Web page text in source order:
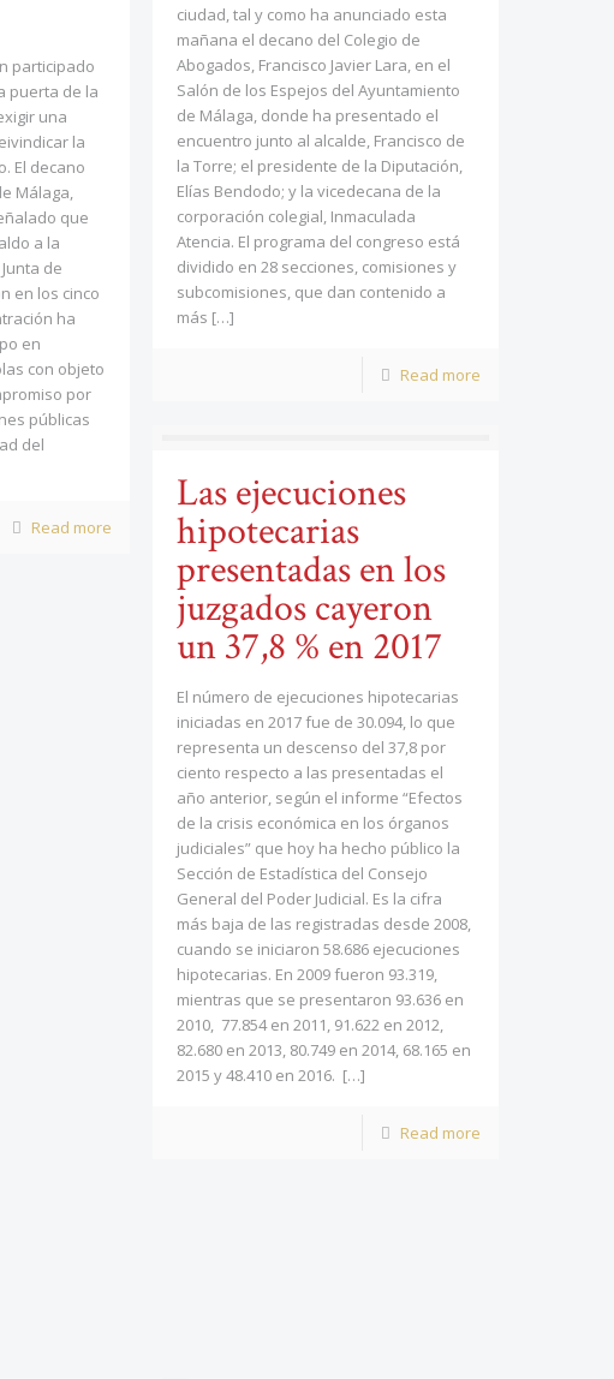
ciudad, tal y como ha anunciado esta
mañana el decano del Colegio de
Abogados, Francisco Javier Lara, en el
Salón de los Espejos del Ayuntamiento
de Málaga, donde ha presentado el
encuentro junto al alcalde, Francisco de
la Torre; el presidente de la Diputación,
Elías Bendodo; y la vicedecana de la
corporación colegial, Inmaculada
Atencia. El programa del congreso está
dividido en 28 secciones, comisiones y
subcomisiones, que dan contenido a
más […]
Read more
participado
puerta de la
una
la
El decano
Málaga,
que
a la
de
en los cinco
ha
en
con objeto
por
públicas
del
Read more
Las ejecuciones
hipotecarias
presentadas en los
juzgados cayeron
un 37,8 % en 2017
El número de ejecuciones hipotecarias
iniciadas en 2017 fue de 30.094, lo que
representa un descenso del 37,8 por
ciento respecto a las presentadas el
año anterior, según el informe “Efectos
de la crisis económica en los órganos
judiciales” que hoy ha hecho público la
Sección de Estadística del Consejo
General del Poder Judicial. Es la cifra
más baja de las registradas desde 2008,
cuando se iniciaron 58.686 ejecuciones
hipotecarias. En 2009 fueron 93.319,
mientras que se presentaron 93.636 en
2010, 77.854 en 2011, 91.622 en 2012,
82.680 en 2013, 80.749 en 2014, 68.165 en
2015 y 48.410 en 2016. […]
Read more